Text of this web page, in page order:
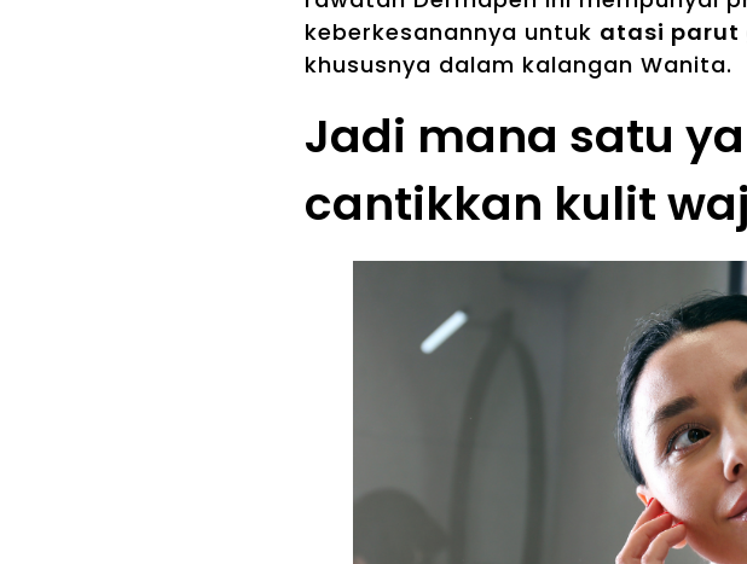
keberkesanannya untuk atasi parut
khususnya dalam kalangan Wanita.
Jadi mana satu
cantikkan kulit